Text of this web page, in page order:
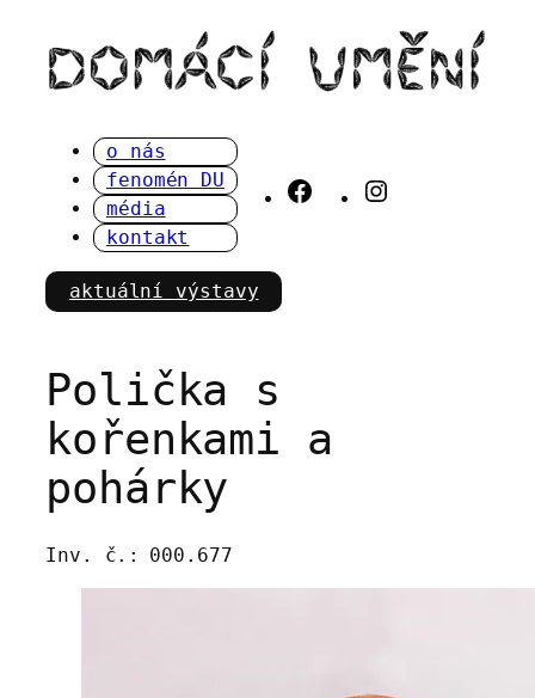
obsah
o nás
fenomén DU
média
kontakt
Facebook
aktuální výstavy
Polička s
kořenkami a
pohárky
Inv. č.: 000.677